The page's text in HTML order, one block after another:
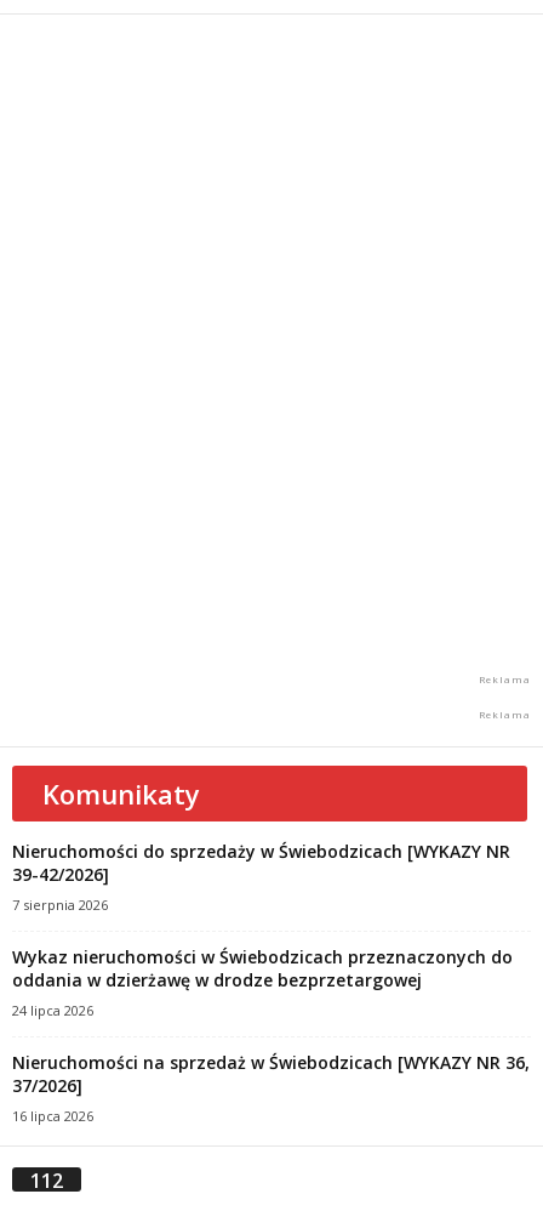
Komunikaty
Nieruchomości do sprzedaży w Świebodzicach [WYKAZY NR
39-42/2026]
7 sierpnia 2026
Wykaz nieruchomości w Świebodzicach przeznaczonych do
oddania w dzierżawę w drodze bezprzetargowej
24 lipca 2026
Nieruchomości na sprzedaż w Świebodzicach [WYKAZY NR 36,
37/2026]
16 lipca 2026
112